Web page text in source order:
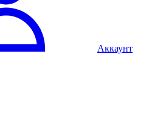
Аккаунт